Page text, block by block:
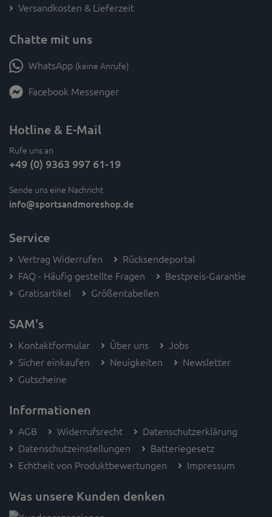
Versandkosten & Lieferzeit
Chatte mit uns
WhatsApp (keine Anrufe)
Facebook Messenger
Hotline & E-Mail
Rufe uns an
+49 (0) 9363 997 61-19
Sende uns eine Nachricht
info@sportsandmoreshop.de
Service
Vertrag Widerrufen
Rücksendeportal
FAQ - Häufig gestellte Fragen
Bestpreis-Garantie
Gratisartikel
Größentabellen
SAM's
Kontaktformular Über uns
Jobs
Sicher einkaufen
Neuigkeiten
Newsletter
Gutscheine
Informationen
AGB Widerrufsrecht
Datenschutzerklärung
Datenschutzeinstellungen
Batteriegesetz
Echtheit von Produktbewertungen
Impressum
Was unsere Kunden denken